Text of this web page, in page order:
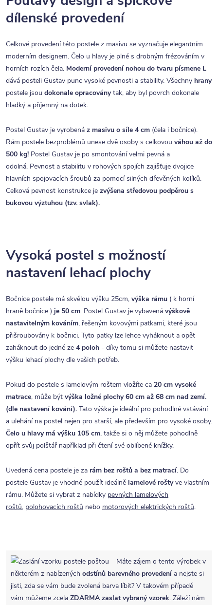
dílenské provedení
Celkové provedení této postele z masivu se vyznačuje elegantním
moderním designem. Čelo u hlavy je plné s drobným frézováním v
horních rozích čela. Moderní provedení nohou do tvaru písmene L
dává posteli Gustav punc vysoké pevnosti a stability. Všechny hrany
postele jsou dokonale opracoványtak, aby byl povrch dokonale
hladký a příjemný na dotek.
Postel Gustav je vyrobená z masivu o síle 4 cm (čela i bočnice).
Rám postele bezproblémů unese dvě osoby s celkovou váhou až do
500 kg! Postel Gustav je po smontování velmi pevná a
odolná. Pevnost a stabilitu v rohových spojích zajišťuje dvojice
hlavních spojovacích šroubů za pomocí silných dřevěných kolíků.
Celková pevnost konstrukce je zvýšena středovou podpěrou s
bukovou výztuhou (tzv. svlak).
Vysoká postel s možností
nastavení lehací plochy
Bočnice postele má skvělou výšku 25cm, výška rámu ( k horní
hraně bočnice ) je 50 cm. Postel Gustav je vybavená výškově
nastavitelným kováním, řešeným kovovými patkami, které jsou
přišroubovány k bočnici. Tyto patky lze lehce vyháknout a opět
zaháknout do jedné ze 4 poloh - díky tomu si můžete nastavit
výšku lehací plochy dle vašich potřeb.
Pokud do postele s lamelovým roštem vložíte ca 20 cm vysoké
matrace, může být výška ložné plochy 60 cm až 68 cm nad zemí.
(dle nastavení kování). Tato výška je ideální pro pohodlné vstávání
a ulehání na postel nejen pro starší, ale především pro vysoké osoby.
Čelo u hlavy má výšku 105 cm, takže si o něj můžete pohodlně
opřít svůj polštář například při čtení své oblíbené knížky.
Uvedená cena postele je za rám bez roštů a bez matrací. Do
postele Gustav je vhodné použít ideálně lamelové roštyve vlastním
rámu. Můžete si vybrat z nabídky pevných lamelových
roštů, polohovacích roštů nebo motorových elektrických roštů.
Máte zájem o tento výrobek v
některém z nabízených odstínů barevného provedení a nejste si
jisti, zda se vám bude zvolená barva líbit? V takovém případě
vám můžeme zcela ZDARMA zaslat vybraný vzorek. Záleží nám